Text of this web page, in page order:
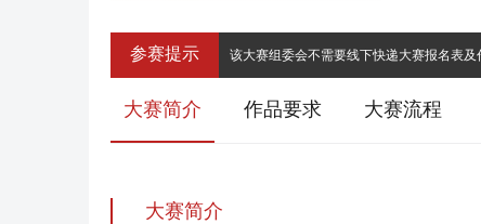
参赛提示 该大赛组委会不需要线下快递大赛报名表及
大赛简介 作品要求 大赛流程
大赛简介